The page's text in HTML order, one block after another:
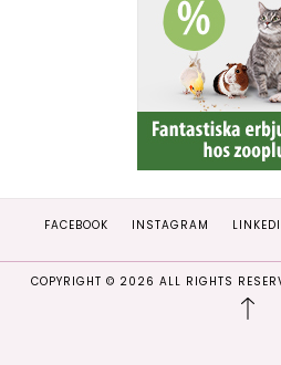
FACEBOOK INSTAGRAM
COPYRIGHT © 2026 ALL RIGHTS